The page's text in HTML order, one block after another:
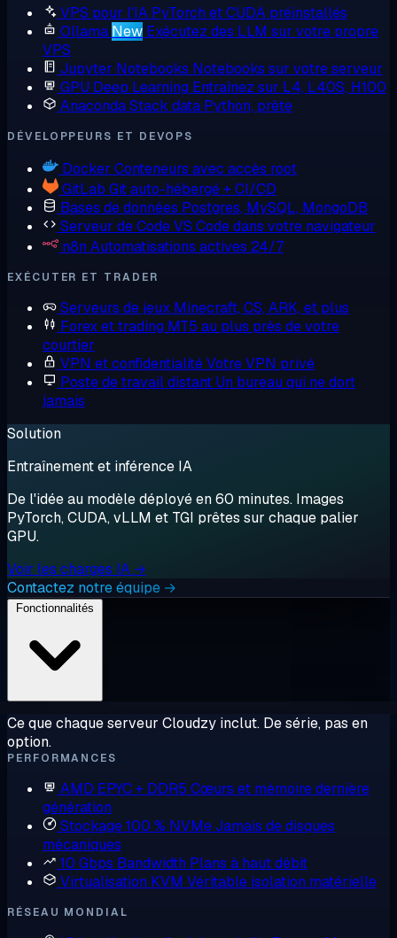
VPS pour l'IA PyTorch et CUDA préinstallés
Ollama New Exécutez des LLM sur votre propre
VPS
Jupyter Notebooks Notebooks sur votre serveur
GPU Deep Learning Entraînez sur L4, L40S, H100
AnacondaStack data Python, prête
DÉVELOPPEURS ET DEVOPS
Docker Conteneurs avec accès root
GitLab Git auto-hébergé + CI/CD
Bases de données Postgres, MySQL, MongoDB
Serveur de CodeVS Code dans votre navigateur
n8n Automatisations actives 24/7
EXÉCUTER ET TRADER
Serveurs de jeux Minecraft, CS, ARK, et plus
Forex et trading MT5 au plus près de votre
courtier
VPN et confidentialitéVotre VPN privé
Poste de travail distant Un bureau qui ne dort
jamais
Solution
Entraînement et inférence IA
De l'idée au modèle déployé en 60 minutes. Images
PyTorch, CUDA, vLLM et TGI prêtes sur chaque palier
GPU.
Voir les charges IA →
Contactez notre équipe →
Ce que chaque serveur Cloudzy inclut. De série, pas en
option.
PERFORMANCES
AMD EPYC + DDR5 Cœurs et mémoire dernière
génération
Stockage 100 % NVMeJamais de disques
mécaniques
10 Gbps Bandwidth Plans à haut débit
Virtualisation KVM Véritable isolation matérielle
RÉSEAU MONDIAL